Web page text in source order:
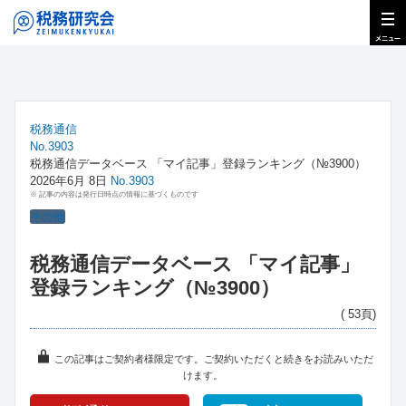
税務通信
No.3903
税務通信データベース 「マイ記事」登録ランキング（№3900）
2026年6月 8日 No.3903
※ 記事の内容は発行日時点の情報に基づくものです
その他
税務通信データベース 「マイ記事」
登録ランキング（№3900）
( 53頁)
この記事はご契約者様限定です。ご契約いただくと続きをお読みいただ
けます。